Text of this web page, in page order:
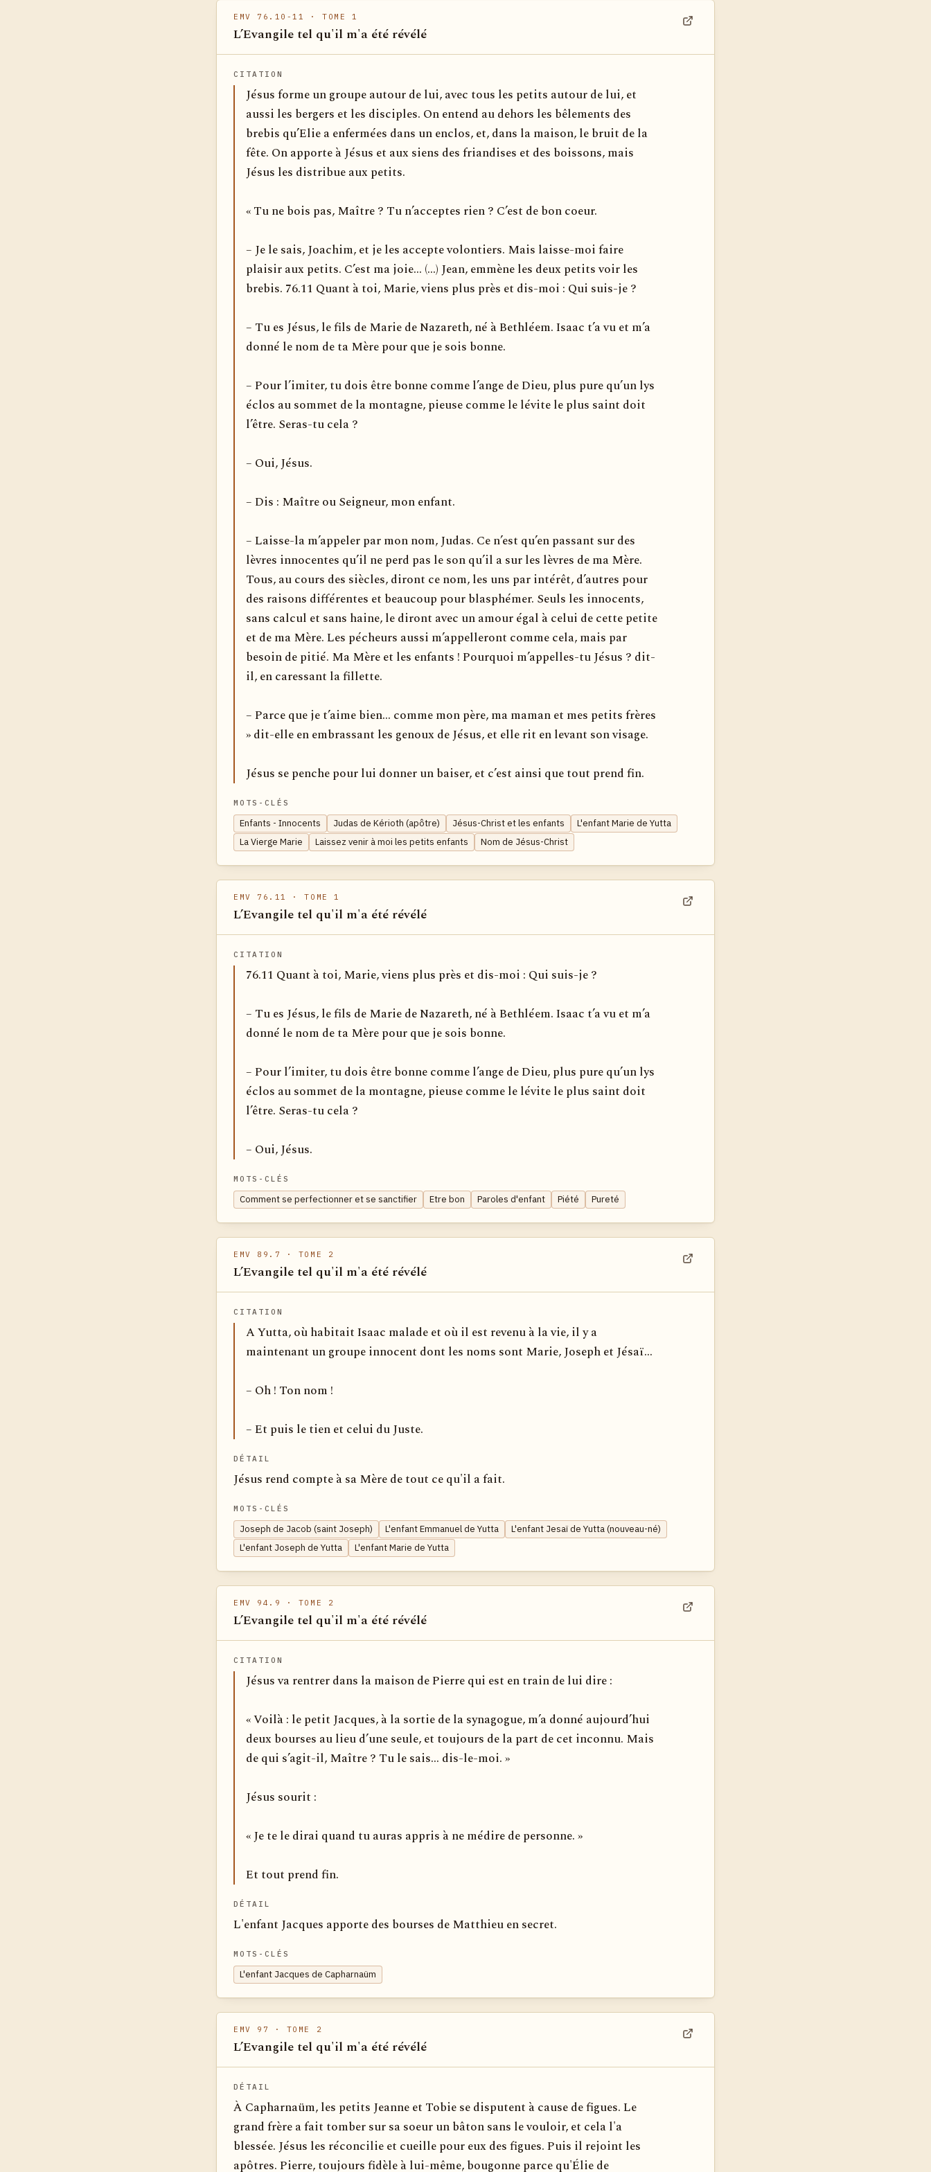
EMV 76.10-11 · TOME 1
L’Evangile tel qu'il m'a été révélé
CITATION
Jésus forme un groupe autour de lui, avec tous les petits autour de lui, et
aussi les bergers et les disciples. On entend au dehors les bêlements des
brebis qu’Elie a enfermées dans un enclos, et, dans la maison, le bruit de la
fête. On apporte à Jésus et aux siens des friandises et des boissons, mais
Jésus les distribue aux petits.
« Tu ne bois pas, Maître ? Tu n’acceptes rien ? C’est de bon coeur.
– Je le sais, Joachim, et je les accepte volontiers. Mais laisse-moi faire
plaisir aux petits. C’est ma joie... (...) Jean, emmène les deux petits voir les
brebis. 76.11 Quant à toi, Marie, viens plus près et dis-moi : Qui suis-je ?
– Tu es Jésus, le fils de Marie de Nazareth, né à Bethléem. Isaac t’a vu et m’a
donné le nom de ta Mère pour que je sois bonne.
– Pour l’imiter, tu dois être bonne comme l’ange de Dieu, plus pure qu’un lys
éclos au sommet de la montagne, pieuse comme le lévite le plus saint doit
l’être. Seras-tu cela ?
– Oui, Jésus.
– Dis : Maître ou Seigneur, mon enfant.
– Laisse-la m’appeler par mon nom, Judas. Ce n’est qu’en passant sur des
lèvres innocentes qu’il ne perd pas le son qu’il a sur les lèvres de ma Mère.
Tous, au cours des siècles, diront ce nom, les uns par intérêt, d’autres pour
des raisons différentes et beaucoup pour blasphémer. Seuls les innocents,
sans calcul et sans haine, le diront avec un amour égal à celui de cette petite
et de ma Mère. Les pécheurs aussi m’appelleront comme cela, mais par
besoin de pitié. Ma Mère et les enfants ! Pourquoi m’appelles-tu Jésus ? dit-
il, en caressant la fillette.
– Parce que je t’aime bien... comme mon père, ma maman et mes petits frères
» dit-elle en embrassant les genoux de Jésus, et elle rit en levant son visage.
Jésus se penche pour lui donner un baiser, et c’est ainsi que tout prend fin.
MOTS-CLÉS
Enfants - Innocents Judas de Kérioth (apôtre) Jésus-Christ et les enfants
L'enfant Marie de Yutta
La Vierge Marie
Laissez venir à moi les petits enfants Nom de Jésus-Christ
EMV 76.11 · TOME 1
L’Evangile tel qu'il m'a été révélé
CITATION
76.11 Quant à toi, Marie, viens plus près et dis-moi : Qui suis-je ?
– Tu es Jésus, le fils de Marie de Nazareth, né à Bethléem. Isaac t’a vu et m’a
donné le nom de ta Mère pour que je sois bonne.
– Pour l’imiter, tu dois être bonne comme l’ange de Dieu, plus pure qu’un lys
éclos au sommet de la montagne, pieuse comme le lévite le plus saint doit
l’être. Seras-tu cela ?
– Oui, Jésus.
MOTS-CLÉS
Comment se perfectionner et se sanctifier Etre bon Paroles d'enfant Piété Pureté
EMV 89.7 · TOME 2
L’Evangile tel qu'il m'a été révélé
CITATION
A Yutta, où habitait Isaac malade et où il est revenu à la vie, il y a
maintenant un groupe innocent dont les noms sont Marie, Joseph et Jésaï...
– Oh ! Ton nom !
– Et puis le tien et celui du Juste.
DÉTAIL
Jésus rend compte à sa Mère de tout ce qu'il a fait.
MOTS-CLÉS
Joseph de Jacob (saint Joseph) L'enfant Emmanuel de Yutta
L'enfant Jesaï de Yutta (nouveau-né)
L'enfant Joseph de Yutta
L'enfant Marie de Yutta
EMV 94.9 · TOME 2
L’Evangile tel qu'il m'a été révélé
CITATION
Jésus va rentrer dans la maison de Pierre qui est en train de lui dire :
« Voilà : le petit Jacques, à la sortie de la synagogue, m’a donné aujourd’hui
deux bourses au lieu d’une seule, et toujours de la part de cet inconnu. Mais
de qui s’agit-il, Maître ? Tu le sais... dis-le-moi. »
Jésus sourit :
« Je te le dirai quand tu auras appris à ne médire de personne. »
Et tout prend fin.
DÉTAIL
L'enfant Jacques apporte des bourses de Matthieu en secret.
MOTS-CLÉS
L'enfant Jacques de Capharnaüm
EMV 97 · TOME 2
L’Evangile tel qu'il m'a été révélé
DÉTAIL
À Capharnaüm, les petits Jeanne et Tobie se disputent à cause de figues. Le
grand frère a fait tomber sur sa soeur un bâton sans le vouloir, et cela l'a
blessée. Jésus les réconcilie et cueille pour eux des figues. Puis il rejoint les
apôtres. Pierre, toujours fidèle à lui-même, bougonne parce qu'Élie de